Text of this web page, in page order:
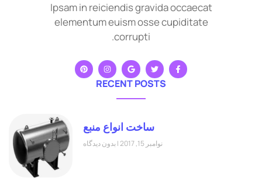
Ipsam in reiciendis gravida occaecat
elementum euism osse cupiditate
corrupti.
RECENT POSTS
ساخت انواع منبع
نوامبر 15, 2017 بدون دیدگاه